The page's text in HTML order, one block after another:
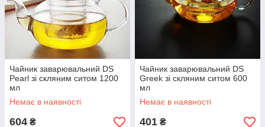
Чайник заварювальний DS
Pearl зі скляним ситом 1200
мл
Немає в наявності
604 ₴
Чайник заварювальний DS
Greek зі скляним ситом 600
мл
Немає в наявності
401 ₴